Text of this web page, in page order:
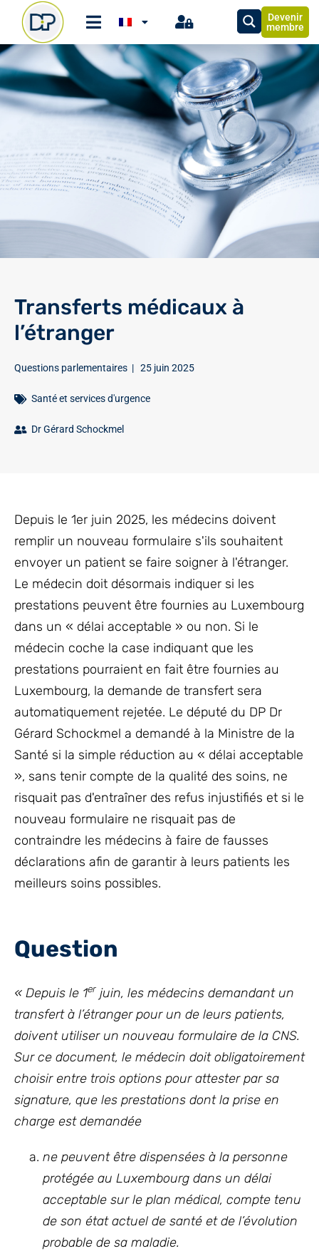
Devenir
membre
Transferts médicaux à
l’étranger
Questions parlementaires | 25 juin 2025
Santé et services d'urgence
Dr Gérard Schockmel
Depuis le 1er juin 2025, les médecins doivent
remplir un nouveau formulaire s'ils souhaitent
envoyer un patient se faire soigner à l'étranger.
Le médecin doit désormais indiquer si les
prestations peuvent être fournies au Luxembourg
dans un « délai acceptable » ou non. Si le
médecin coche la case indiquant que les
prestations pourraient en fait être fournies au
Luxembourg, la demande de transfert sera
automatiquement rejetée. Le député du DP Dr
Gérard Schockmel a demandé à la Ministre de la
Santé si la simple réduction au « délai acceptable
», sans tenir compte de la qualité des soins, ne
risquait pas d'entraîner des refus injustifiés et si le
nouveau formulaire ne risquait pas de
contraindre les médecins à faire de fausses
déclarations afin de garantir à leurs patients les
meilleurs soins possibles.
Question
« Depuis le 1er juin, les médecins demandant un
transfert à l’étranger pour un de leurs patients,
doivent utiliser un nouveau formulaire de la CNS.
Sur ce document, le médecin doit obligatoirement
choisir entre trois options pour attester par sa
signature, que les prestations dont la prise en
charge est demandée
ne peuvent être dispensées à la personne
protégée au Luxembourg dans un délai
acceptable sur le plan médical, compte tenu
de son état actuel de santé et de l’évolution
probable de sa maladie.